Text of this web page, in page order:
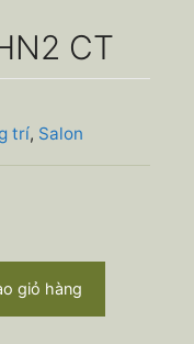
CT
trí, Salon
giỏ hàng